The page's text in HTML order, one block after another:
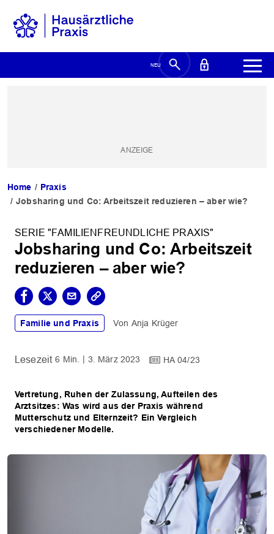
Home
Praxis
Jobsharing und Co: Arbeitszeit reduzieren – aber wie?
SERIE "FAMILIENFREUNDLICHE PRAXIS"
Jobsharing und Co: Arbeitszeit
reduzieren – aber wie?
Familie und Praxis Anja Krüger
6 Min. 3. März 2023 HA 04/23
Vertretung, Ruhen der Zulassung, Aufteilen des
Arztsitzes: Was wird aus der Praxis während
Mutterschutz und Elternzeit? Ein Vergleich
verschiedener Modelle.